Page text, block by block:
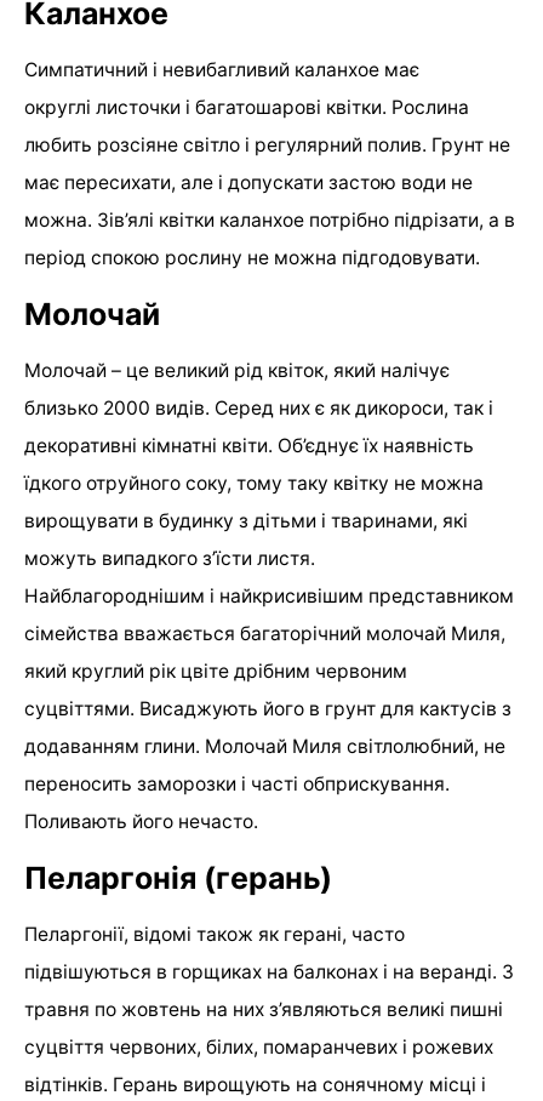
Каланхое
Симпатичний і невибагливий каланхое має
округлі листочки і багатошарові квітки. Рослина
любить розсіяне світло і регулярний полив. Грунт не
має пересихати, але і допускати застою води не
можна. Зів’ялі квітки каланхое потрібно підрізати, а в
період спокою рослину не можна підгодовувати.
Молочай
Молочай – це великий рід квіток, який налічує
близько 2000 видів. Серед них є як дикороси, так і
декоративні кімнатні квіти. Об’єднує їх наявність
їдкого отруйного соку, тому таку квітку не можна
вирощувати в будинку з дітьми і тваринами, які
можуть випадкого з’їсти листя.
Найблагороднішим і найкрисивішим представником
сімейства вважається багаторічний молочай Миля,
який круглий рік цвіте дрібним червоним
суцвіттями. Висаджують його в грунт для кактусів з
додаванням глини. Молочай Миля світлолюбний, не
переносить заморозки і часті обприскування.
Поливають його нечасто.
Пеларгонія (герань)
Пеларгонії, відомі також як герані, часто
підвішуються в горщиках на балконах і на веранді. З
травня по жовтень на них з’являються великі пишні
суцвіття червоних, білих, помаранчевих і рожевих
відтінків. Герань вирощують на сонячному місці і